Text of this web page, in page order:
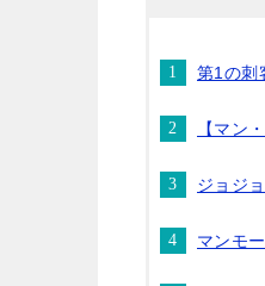
第1の刺
【マン
ジョジ
マンモ